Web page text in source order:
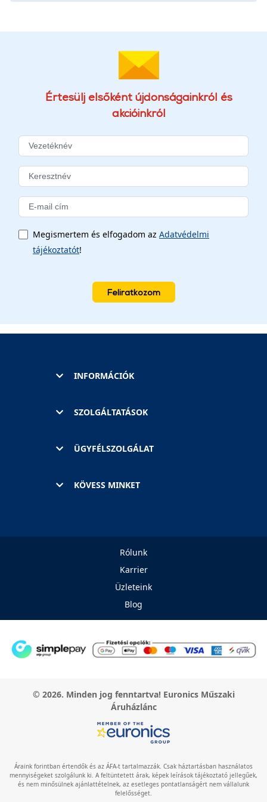
Értesülj elsőként újdonságainkról és
akcióinkról
Megismertem és elfogadom az Adatvédelmi
tájékoztatót!
Feliratkozom
INFORMÁCIÓK
SZOLGÁLTATÁSOK
ÜGYFÉLSZOLGÁLAT
KÖVESS MINKET
Rólunk
Karrier
Üzleteink
Blog
© 2026. Minden jog fenntartva! Euronics Műszaki
Áruházlánc
Áraink forintban értendők és az ÁFA-t tartalmazzák. Csak háztartásban használatos
mennyiségeket szolgálunk ki. A feltüntetett árak, képek leírások tájékoztató jellegűek,
és nem minősülnek ajánlattételnek, az esetleges pontatlanságért nem vállalunk
felelősséget.